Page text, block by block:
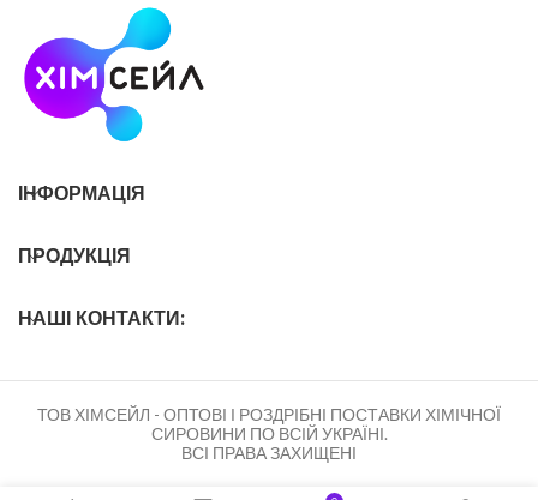
ІНФОРМАЦІЯ
ПРОДУКЦІЯ
НАШІ КОНТАКТИ:
ТОВ ХІМСЕЙЛ - ОПТОВІ І РОЗДРІБНІ ПОСТАВКИ ХІМІЧНОЇ
СИРОВИНИ ПО ВСІЙ УКРАЇНІ.
ВСІ ПРАВА ЗАХИЩЕНІ